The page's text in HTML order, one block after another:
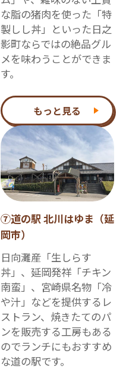
な脂の猪肉を使った「特
製しし丼」といった日之
影町ならではの絶品グル
メを味わうことができま
す。
もっと見る
⑦道の駅 北川はゆま（延
岡市）
日向灘産「生しらす
丼」、延岡発祥「チキン
南蛮」、宮崎県名物「冷
や汁」などを提供するレ
ストラン、焼きたてのパ
ンを販売する工房もある
のでランチにもおすすめ
な道の駅です。